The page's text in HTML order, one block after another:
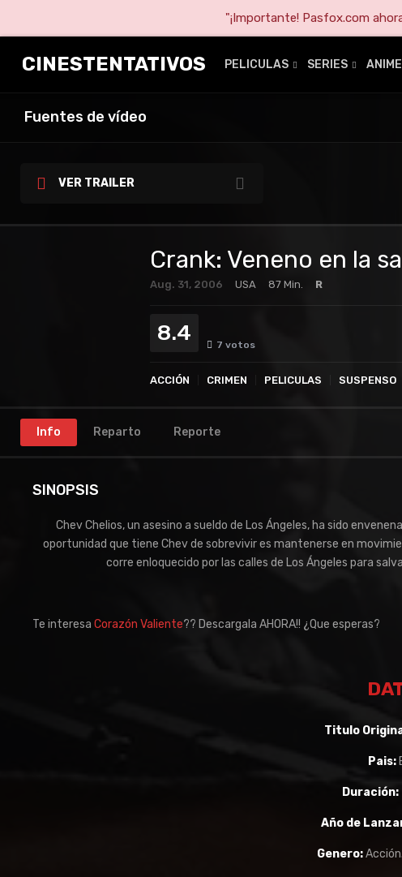
"¡Importante! Pasfox.com
CINESTENTATIVOS PELICULAS SERIES
Fuentes de vídeo
VER TRAILER
Crank: Veneno en la
Aug. 31, 2006 USA 87 Min. R
8.4 7 votos
ACCIÓN CRIMEN PELICULAS SUSPENSO
Info Reparto Reporte
SINOPSIS
Chev Chelios, un asesino a sueldo de Los Ángeles, ha sido
oportunidad que tiene Chev de sobrevivir es mantenerse en
corre enloquecido por las calles de Los Ángeles para
Te interesa Corazón Valiente?? Descargala AHORA!! ¿Que esperas?
Titulo
Pais:
Duración:
Año de
Genero: